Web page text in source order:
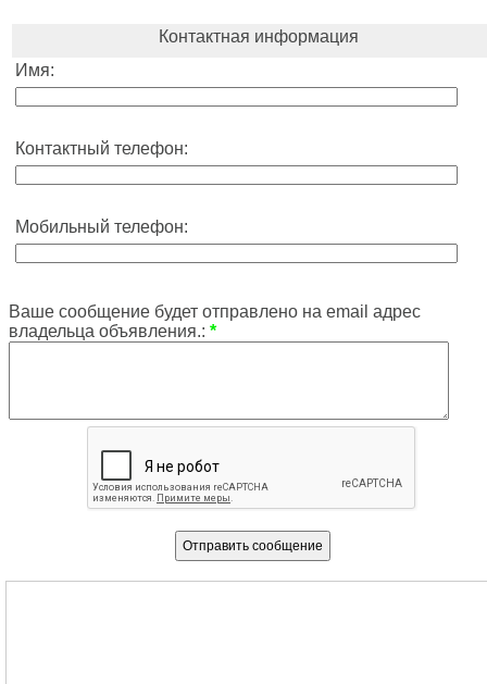
Контактная информация
Имя:
Контактный телефон:
Мобильный телефон:
Ваше сообщение будет отправлено на email адрес
владельца объявления.: *